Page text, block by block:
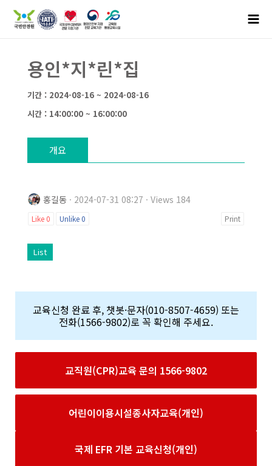
용인*지*린*집
기간 : 2024-08-16 ~ 2024-08-16
시간 : 14:00:00 ~ 16:00:00
개요
홍길동 · 2024-07-31 08:27 · Views 184
Like 0 Unlike0 Print
List
교육신청 완료 후, 챗봇·문자(010-8507-4659) 또는
전화(1566-9802)로 꼭 확인해 주세요.
교직원(CPR)교육 문의 1566-9802
어린이이용시설종사자교육(개인)
국제 EFR 기본 교육신청(개인)